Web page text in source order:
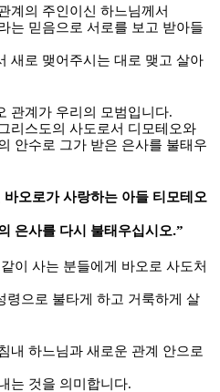
계의 주인이신 하느님께서
는 믿음으로 서로를 보고 받아들
새로 맺어주시는 대로 맺고 살아
관계가 우리의 모범입니다.
리스도의 사도로서 디모테오와
안수로 그가 받은 은사를 불태우
오로가 사랑하는 아들 티모테오
은사를 다시 불태우십시오.”
이 사는 분들에게 바오로 사도처
령으로 불타게 하고 거룩하게 살
내 하느님과 새로운 관계 안으로
는 것을 의미합니다.